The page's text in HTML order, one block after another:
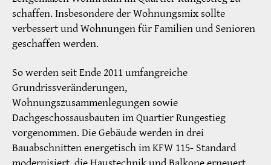
schaffen. Insbesondere der Wohnungsmix sollte
verbessert und Wohnungen für Familien und Senioren
geschaffen werden.
So werden seit Ende 2011 umfangreiche
Grundrissveränderungen,
Wohnungszusammenlegungen sowie
Dachgeschossausbauten im Quartier Rungestieg
vorgenommen. Die Gebäude werden in drei
Bauabschnitten energetisch im KFW 115- Standard